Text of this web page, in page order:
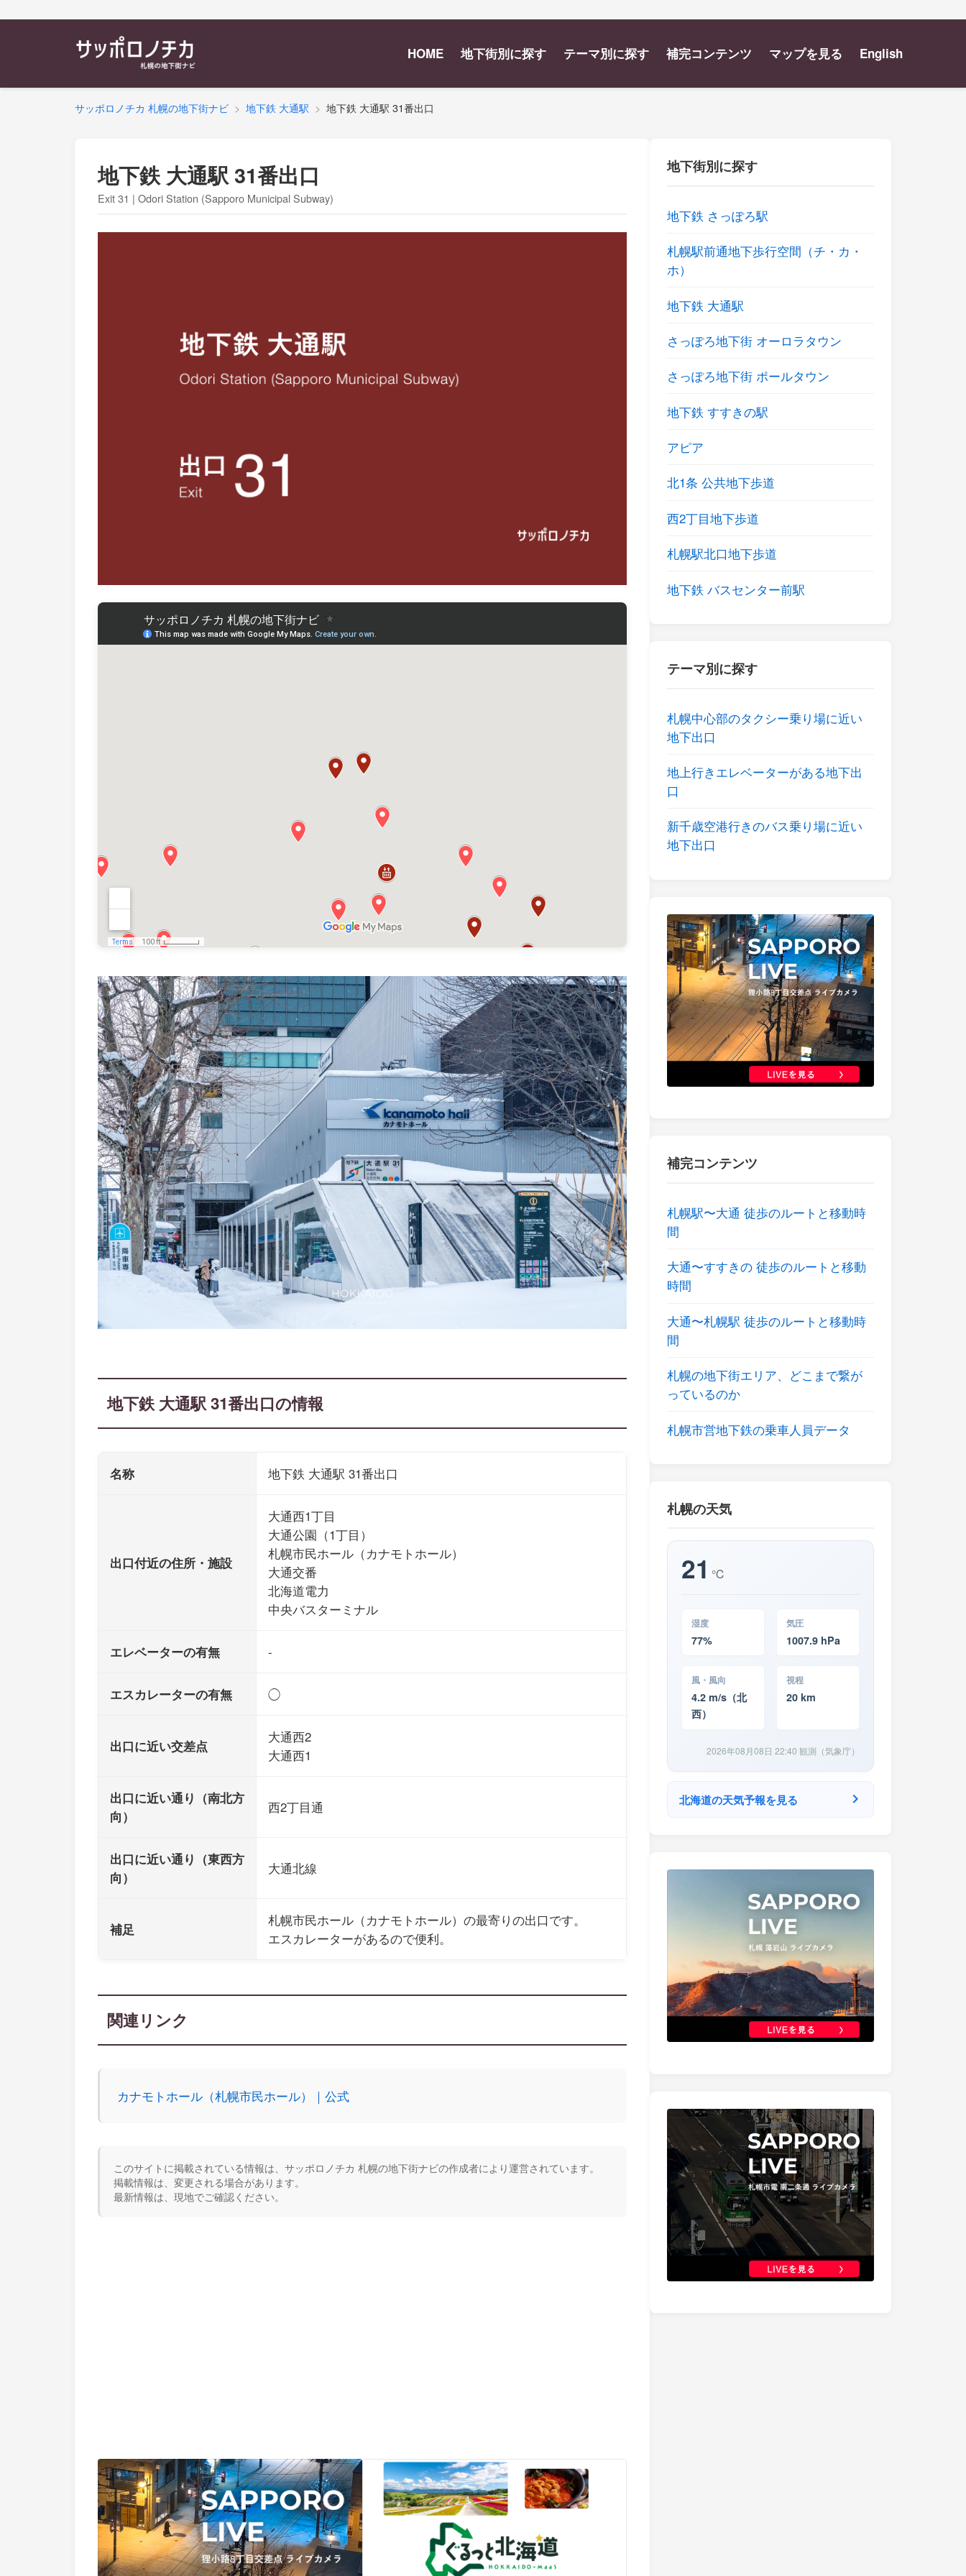
HOME 地下街別に探す テーマ別に探す 補完コンテンツ マップを見る English
サッポロノチカ 札幌の地下街ナビ 地下鉄 大通駅 地下鉄 大通駅 31番出口
地下鉄 大通駅 31番出口
Exit 31 | Odori Station (Sapporo Municipal Subway)
地下鉄 大通駅 31番出口の情報
名称 地下鉄 大通駅 31番出口
出口付近の住所・施設
大通西1丁目
大通公園（1丁目）
札幌市民ホール（カナモトホール）
大通交番
北海道電力
中央バスターミナル
エレベーターの有無 -
エスカレーターの有無 ◯
出口に近い交差点
大通西2
大通西1
出口に近い通り（南北方
向）
西2丁目通
出口に近い通り（東西方
向）
大通北線
補足
札幌市民ホール（カナモトホール）の最寄りの出口です。
エスカレーターがあるので便利。
関連リンク
カナモトホール（札幌市民ホール）｜公式
このサイトに掲載されている情報は、サッポロノチカ 札幌の地下街ナビの作成者により運営されています。
掲載情報は、変更される場合があります。
最新情報は、現地でご確認ください。
地下街別に探す
地下鉄 さっぽろ駅
札幌駅前通地下歩行空間（チ・カ・
ホ）
地下鉄 大通駅
さっぽろ地下街 オーロラタウン
さっぽろ地下街 ポールタウン
地下鉄 すすきの駅
アピア
北1条 公共地下歩道
西2丁目地下歩道
札幌駅北口地下歩道
地下鉄 バスセンター前駅
テーマ別に探す
札幌中心部のタクシー乗り場に近い
地下出口
地上行きエレベーターがある地下出
口
新千歳空港行きのバス乗り場に近い
地下出口
補完コンテンツ
札幌駅〜大通 徒歩のルートと移動時
間
大通〜すすきの 徒歩のルートと移動
時間
大通〜札幌駅 徒歩のルートと移動時
間
札幌の地下街エリア、どこまで繋が
っているのか
札幌市営地下鉄の乗車人員データ
札幌の天気
21 ℃
湿度
77%
気圧
1007.9 hPa
風・風向
4.2 m/s（北
西）
視程
20 km
2026年08月08日 22:40 観測（気象庁）
北海道の天気予報を見る